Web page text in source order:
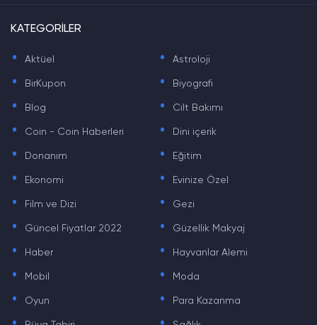
KATEGORİLER
. Aktüel . Astroloji
. BirKupon . Biyografi
. Blog . Cilt Bakımı
. Coin - Coin Haberleri . Dini içerik
. Donanım . Eğitim
. Ekonomi . Evinize Özel
. Film ve Dizi . Gezi
. Güncel Fiyatlar 2022 . Güzellik Makyaj
. Haber . Hayvanlar Alemi
. Mobil . Moda
. Oyun . Para Kazanma
. .